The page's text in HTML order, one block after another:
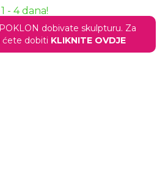
- 4 dana!
dobivate skulpturu. Za
ćete dobiti KLIKNITE OVDJE